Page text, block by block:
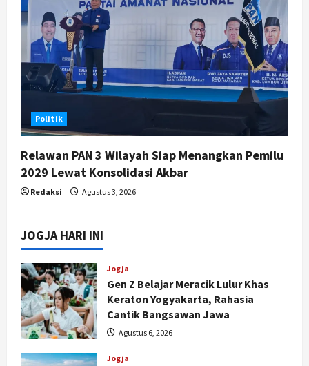
Politik
Relawan PAN 3 Wilayah Siap Menangkan Pemilu
2029 Lewat Konsolidasi Akbar
Redaksi Agustus 3, 2026
JOGJA HARI INI
Jogja
Gen Z Belajar Meracik Lulur Khas
Keraton Yogyakarta, Rahasia
Cantik Bangsawan Jawa
Agustus 6, 2026
Jogja